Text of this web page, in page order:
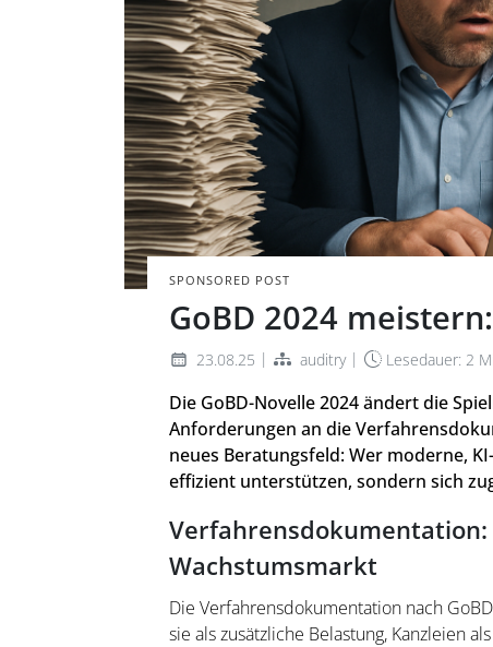
SPONSORED POST
GoBD 2024
23.08.25 | auditry | Lesedauer: 2
KI-generiert
Die GoBD-Novelle 2024 ändert die
Anforderungen an die
neues Beratungsfeld: Wer moderne,
effizient unterstützen, sondern sich
Verfahrensdokumentation:
Wachstumsmarkt
Die Verfahrensdokumentation nach
sie als zusätzliche Belastung, Kanzleien